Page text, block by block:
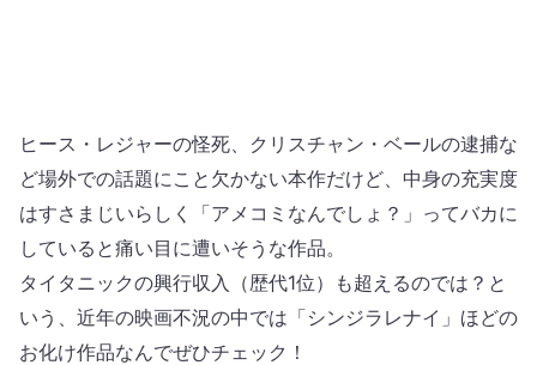
ヒース・レジャーの怪死、クリスチャン・ベールの逮捕な
ど場外での話題にこと欠かない本作だけど、中身の充実度
はすさまじいらしく「アメコミなんでしょ？」ってバカに
していると痛い目に遭いそうな作品。
タイタニックの興行収入（歴代1位）も超えるのでは？と
いう、近年の映画不況の中では「シンジラレナイ」ほどの
お化け作品なんでぜひチェック！